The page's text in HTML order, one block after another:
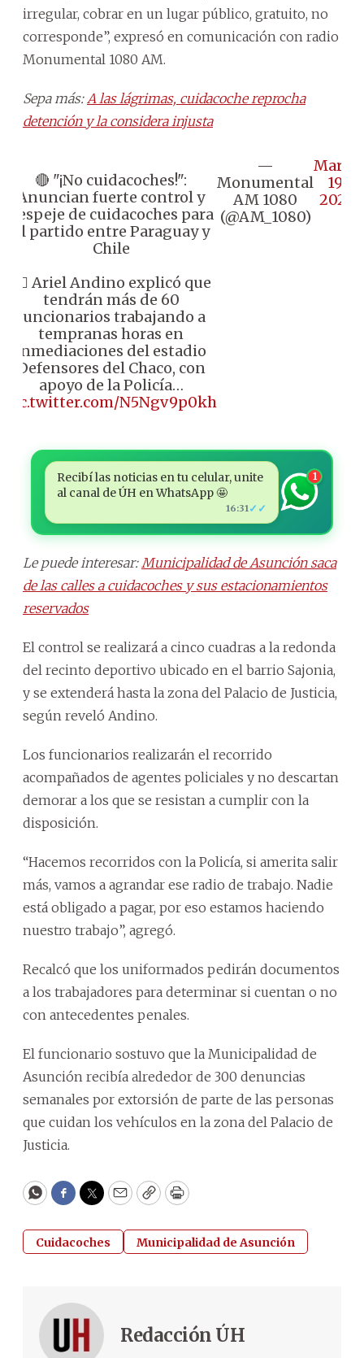
irregular, cobrar en un lugar público, gratuito, no
corresponde”, expresó en comunicación con radio
Monumental 1080 AM.
Sepa más: A las lágrimas, cuidacoche reprocha
detención y la considera injusta
🔴 "¡No cuidacoches!":
Anuncian fuerte control y
despeje de cuidacoches para
el partido entre Paraguay y
Chile
👉🏼 Ariel Andino explicó que
tendrán más de 60
funcionarios trabajando a
tempranas horas en
inmediaciones del estadio
Defensores del Chaco, con
apoyo de la Policía…
pic.twitter.com/N5Ngv9p0kh
—
Monumental
AM 1080
(@AM_1080)
March
19,
2025
Recibí las noticias en tu celular, unite
al canal de ÚH en WhatsApp 🤩
16:31 ✓✓
1
Le puede interesar: Municipalidad de Asunción saca
de las calles a cuidacoches y sus estacionamientos
reservados
El control se realizará a cinco cuadras a la redonda
del recinto deportivo ubicado en el barrio Sajonia,
y se extenderá hasta la zona del Palacio de Justicia,
según reveló Andino.
Los funcionarios realizarán el recorrido
acompañados de agentes policiales y no descartan
demorar a los que se resistan a cumplir con la
disposición.
“Hacemos recorridos con la Policía, si amerita salir
más, vamos a agrandar ese radio de trabajo. Nadie
está obligado a pagar, por eso estamos haciendo
nuestro trabajo”, agregó.
Recalcó que los uniformados pedirán documentos
a los trabajadores para determinar si cuentan o no
con antecedentes penales.
El funcionario sostuvo que la Municipalidad de
Asunción recibía alrededor de 300 denuncias
semanales por extorsión de parte de las personas
que cuidan los vehículos en la zona del Palacio de
Justicia.
WhatsApp
Facebook
Twitter
EmailCopyPrint
Cuidacoches Municipalidad de Asunción
Redacción ÚH